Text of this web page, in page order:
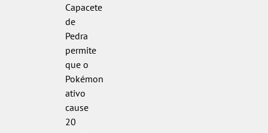
Capacete
de
Pedra
permite
que o
Pokémon
ativo
cause
20